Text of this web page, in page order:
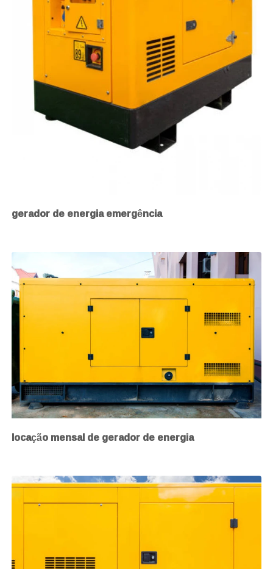
gerador de energia emergência
locação mensal de gerador de energia